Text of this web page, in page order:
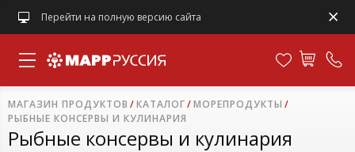
Перейти на полную версию сайта
МАГАЗИН ПРОДУКТОВ КАТАЛОГ
МОРЕПРОДУКТЫ
РЫБНЫЕ КОНСЕРВЫ И КУЛИНАРИЯ
Рыбные консервы и кулинария